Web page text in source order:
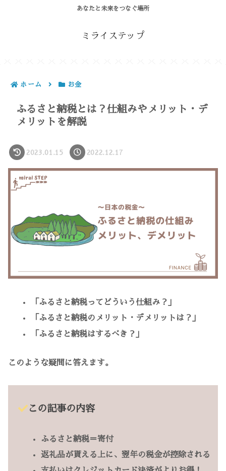
あなたと未来をつなぐ場所
ミライステップ
ホーム お金
ふるさと納税とは？仕組みやメリット・デ
メリットを解説
2023.01.15 2022.12.17
「ふるさと納税ってどういう仕組み？」
「ふるさと納税のメリット・デメリットは？」
「ふるさと納税はするべき？」
このような疑問に答えます。
この記事の内容
ふるさと納税＝寄付
返礼品が貰える上に、翌年の税金が控除される